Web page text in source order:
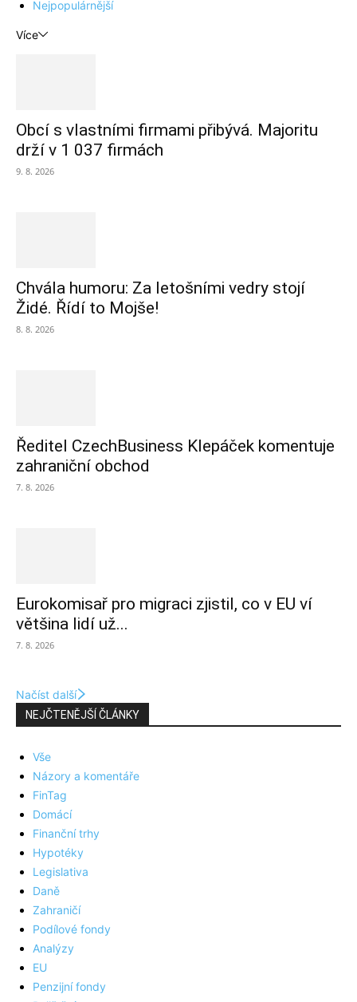
Nejpopulárnější
Více
Obcí s vlastními firmami přibývá. Majoritu
drží v 1 037 firmách
9. 8. 2026
Chvála humoru: Za letošními vedry stojí
Židé. Řídí to Mojše!
8. 8. 2026
Ředitel CzechBusiness Klepáček komentuje
zahraniční obchod
7. 8. 2026
Eurokomisař pro migraci zjistil, co v EU ví
většina lidí už...
7. 8. 2026
Načíst další
NEJČTENĚJŠÍ ČLÁNKY
Vše
Názory a komentáře
FinTag
Domácí
Finanční trhy
Hypotéky
Legislativa
Daně
Zahraničí
Podílové fondy
Analýzy
EU
Penzijní fondy